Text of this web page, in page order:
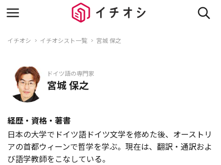
イチオシ イチオシスト一覧 宮城 保之
ドイツ語の専門家
宮城 保之
経歴・資格・著書
日本の大学でドイツ語ドイツ文学を修めた後、オーストリ
アの首都ウィーンで哲学を学ぶ。現在は、翻訳・通訳およ
び語学教師をこなしている。